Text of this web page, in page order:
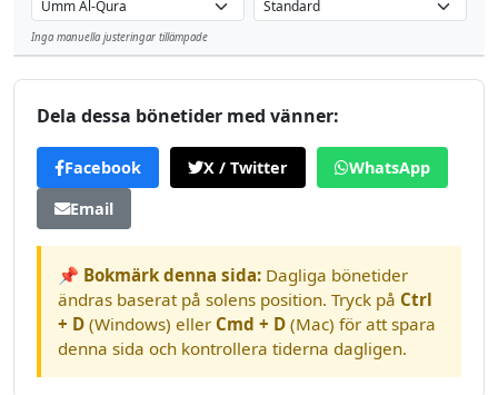
Inga manuella justeringar tillämpade
Dela dessa bönetider med vänner:
Facebook X / Twitter
WhatsApp
Email
📌 Bokmärk denna sida: Dagliga bönetider
ändras baserat på solens position. Tryck på Ctrl
+ D (Windows) eller Cmd + D (Mac) för att spara
denna sida och kontrollera tiderna dagligen.